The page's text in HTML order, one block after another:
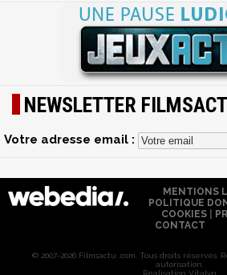
NEWSLETTER
Votre adresse email :
MENTIONS
POLITIQUE
COOKIES
CONTACT
© 2007-2026 Filmsactu .com. Tous droits
autorisation.
Réalisation Vitalyn